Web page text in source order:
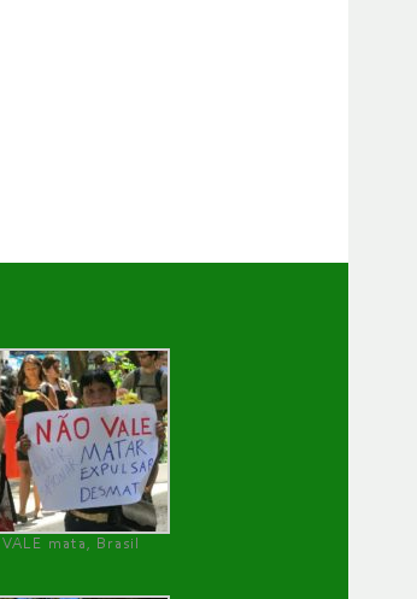
VALE mata, Brasil